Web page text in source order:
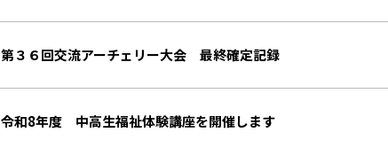
第３６回交流アーチェリー大会 最終確定記録
令和8年度 中高生福祉体験講座を開催します